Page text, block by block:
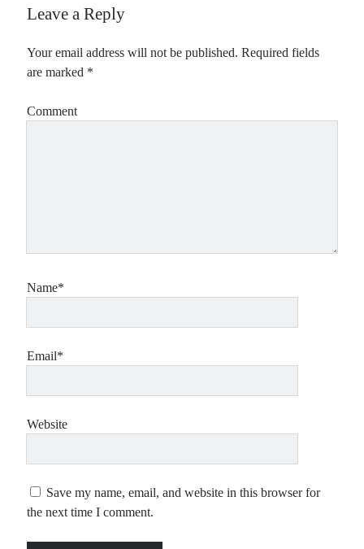
Leave a Reply
Your email address will not be published. Required fields
are marked *
Comment
Name*
Email*
Website
Save my name, email, and website in this browser for
the next time I comment.